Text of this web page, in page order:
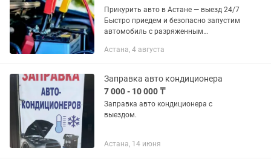
Прикурить авто в Астане — выезд 24/7
Быстро приедем и безопасно запустим
автомобиль с разряженным
круглосуточно по всей Астане.
автомобилями,...
Астана, 4 августа
Заправка авто кондиционера
7 000 - 10 000 ₸
Заправка авто кондиционера с
выездом.
Астана, 14 июня